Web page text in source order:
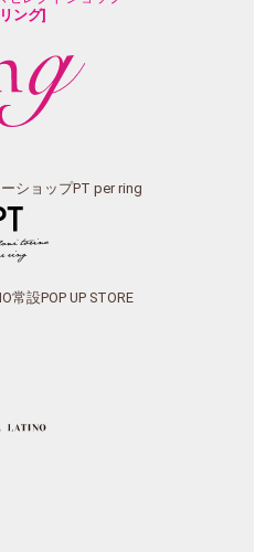
ング]
ショップPT per ring
常設POP UP STORE